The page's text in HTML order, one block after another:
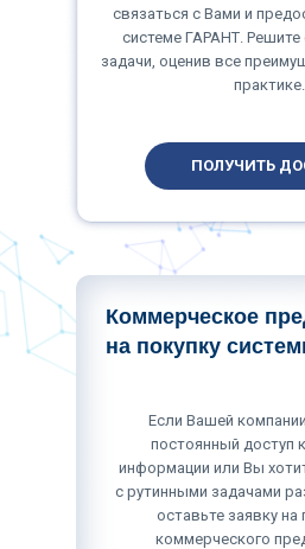
связаться с Вами и
системе ГАРАНТ.
задачи, оценив все
практике.
ПОЛУЧИТЬ
Коммерческое
на покупку
Если Вашей
постоянный доступ
информации или Вы
с рутинными задачами
оставьте заявку на
коммерческого